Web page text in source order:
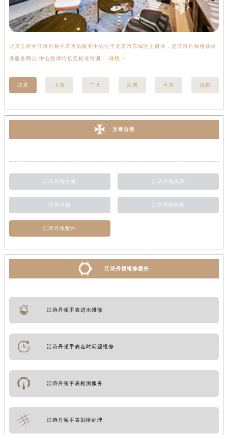
北京王府井江诗丹顿手表售后服务中心位于北京市东城区王府井，是江诗丹顿维修保
养服务网点,中心技师均接受标准培训.... 详情 >
北京 上海 广州 深圳 天津 成都
文章分类
江诗丹顿维修 江诗丹顿保养
江诗丹顿 江诗丹顿新闻
江诗丹顿配件
江诗丹顿维修服务
江诗丹顿手表进水维修
江诗丹顿手表走时问题维修
江诗丹顿手表检测服务
江诗丹顿手表划痕处理